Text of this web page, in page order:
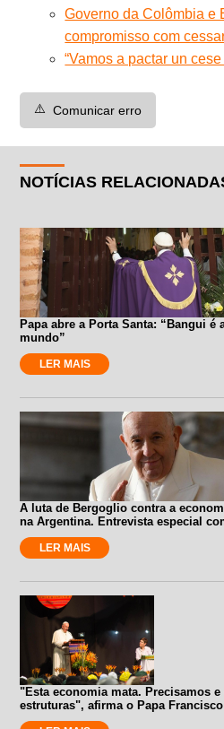
Governo da Colômbia e
compromisso com
“Vamos a pactar un
⚠️ Comunicar erro
NOTÍCIAS
Papa abre a Porta Santa: “Bangui
mundo”
LER MAIS
A luta de Bergoglio contra a
na Argentina. Entrevista especial
LER MAIS
"Esta economia mata. Precisamos
estruturas", afirma o Papa Francisco